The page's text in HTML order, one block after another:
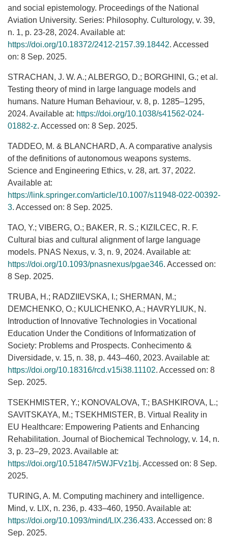
and social epistemology. Proceedings of the National
Aviation University. Series: Philosophy. Culturology, v. 39,
n. 1, p. 23-28, 2024. Available at:
https://doi.org/10.18372/2412-2157.39.18442. Accessed
on: 8 Sep. 2025.
STRACHAN, J. W. A.; ALBERGO, D.; BORGHINI, G.; et al.
Testing theory of mind in large language models and
humans. Nature Human Behaviour, v. 8, p. 1285–1295,
2024. Available at: https://doi.org/10.1038/s41562-024-
01882-z. Accessed on: 8 Sep. 2025.
TADDEO, M. & BLANCHARD, A. A comparative analysis
of the definitions of autonomous weapons systems.
Science and Engineering Ethics, v. 28, art. 37, 2022.
Available at:
https://link.springer.com/article/10.1007/s11948-022-00392-
3. Accessed on: 8 Sep. 2025.
TAO, Y.; VIBERG, O.; BAKER, R. S.; KIZILCEC, R. F.
Cultural bias and cultural alignment of large language
models. PNAS Nexus, v. 3, n. 9, 2024. Available at:
https://doi.org/10.1093/pnasnexus/pgae346. Accessed on:
8 Sep. 2025.
TRUBA, H.; RADZIIEVSKA, I.; SHERMAN, M.;
DEMCHENKO, O.; KULICHENKO, A.; HAVRYLIUK, N.
Introduction of Innovative Technologies in Vocational
Education Under the Conditions of Informatization of
Society: Problems and Prospects. Conhecimento &
Diversidade, v. 15, n. 38, p. 443–460, 2023. Available at:
https://doi.org/10.18316/rcd.v15i38.11102. Accessed on: 8
Sep. 2025.
TSEKHMISTER, Y.; KONOVALOVA, T.; BASHKIROVA, L.;
SAVITSKAYA, M.; TSEKHMISTER, B. Virtual Reality in
EU Healthcare: Empowering Patients and Enhancing
Rehabilitation. Journal of Biochemical Technology, v. 14, n.
3, p. 23–29, 2023. Available at:
https://doi.org/10.51847/r5WJFVz1bj. Accessed on: 8 Sep.
2025.
TURING, A. M. Computing machinery and intelligence.
Mind, v. LIX, n. 236, p. 433–460, 1950. Available at:
https://doi.org/10.1093/mind/LIX.236.433. Accessed on: 8
Sep. 2025.